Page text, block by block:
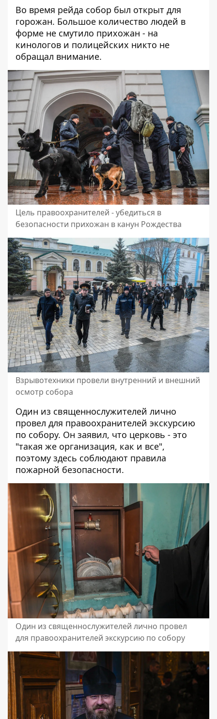
Во время рейда собор был открыт для
горожан. Большое количество людей в
форме не смутило прихожан - на
кинологов и полицейских никто не
обращал внимание.
Цель правоохранителей - убедиться в
безопасности прихожан в канун Рождества
Взрывотехники провели внутренний и внешний
осмотр собора
Один из священнослужителей лично
провел для правоохранителей экскурсию
по собору. Он заявил, что церковь - это
"такая же организация, как и все",
поэтому здесь соблюдают правила
пожарной безопасности.
Один из священнослужителей лично провел
для правоохранителей экскурсию по собору